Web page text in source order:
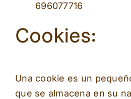
696077716
Cookies:
Una cookie es un
que se almacena en su